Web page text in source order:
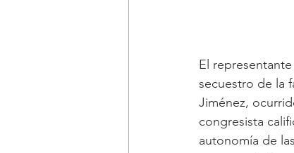
El
secuestro de la
Jiménez,
congresista
autonomía de